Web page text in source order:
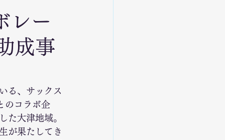
レー
成事
る、サックス
のコラボ企
た大津地域。
が果たしてき